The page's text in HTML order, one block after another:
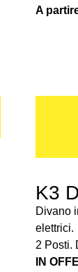
A
K3
Divano
elettrici.
2 Posti.
IN